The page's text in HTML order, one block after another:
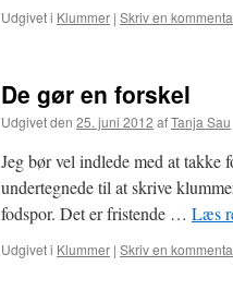
Udgivet i Klummer | Skriv en
De gør en forskel
Udgivet den 25. juni 2012 afTanja Sau
Jeg bør vel indlede med at takke
undertegnede til at skrive
fodspor. Det er fristende … Læs
Udgivet i Klummer | Skriv en